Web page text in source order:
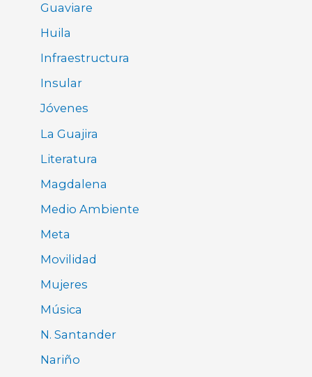
Guaviare
Huila
Infraestructura
Insular
Jóvenes
La Guajira
Literatura
Magdalena
Medio Ambiente
Meta
Movilidad
Mujeres
Música
N. Santander
Nariño